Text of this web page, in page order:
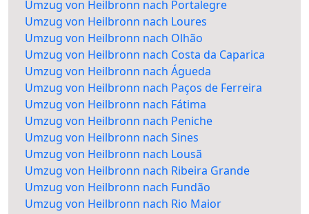
Umzug von Heilbronn nach Portalegre
Umzug von Heilbronn nach Loures
Umzug von Heilbronn nach Olhão
Umzug von Heilbronn nach Costa da Caparica
Umzug von Heilbronn nach Águeda
Umzug von Heilbronn nach Paços de Ferreira
Umzug von Heilbronn nach Fátima
Umzug von Heilbronn nach Peniche
Umzug von Heilbronn nach Sines
Umzug von Heilbronn nach Lousã
Umzug von Heilbronn nach Ribeira Grande
Umzug von Heilbronn nach Fundão
Umzug von Heilbronn nach Rio Maior